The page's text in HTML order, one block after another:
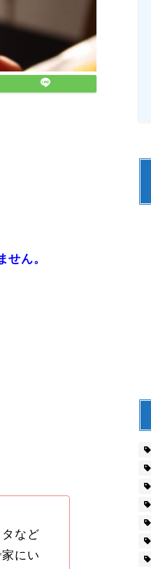
せん。
など
にい